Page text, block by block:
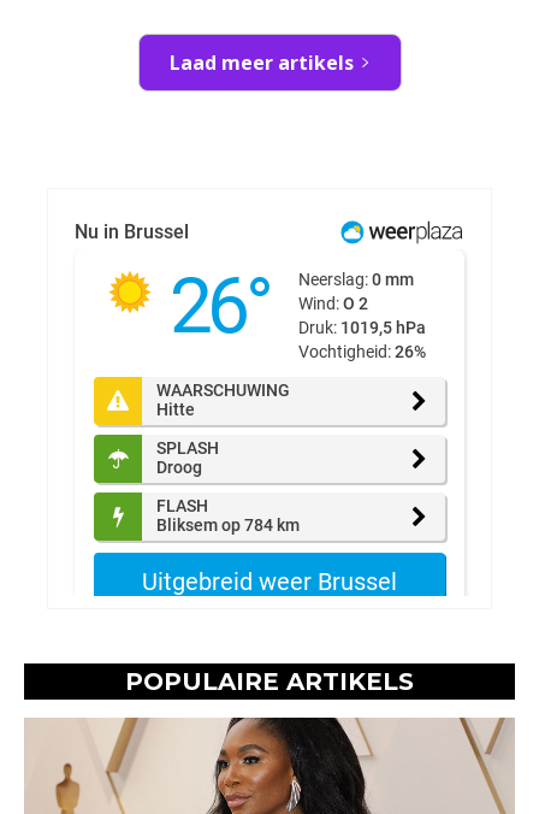
Laad meer artikels
POPULAIRE ARTIKELS